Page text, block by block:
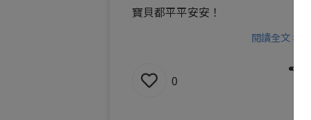
寶貝都平平安安！
閱讀全文 >
0